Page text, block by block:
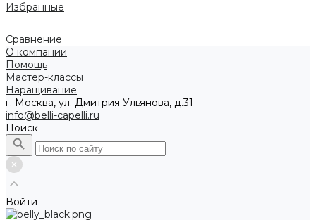
Избранные
Сравнение
О компании
Помощь
Мастер-классы
Наращивание
г. Москва, ул. Дмитрия Ульянова, д.31
info@belli-capelli.ru
Поиск
Войти